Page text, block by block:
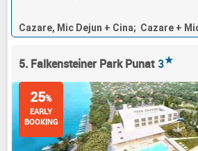
Cazare, Mic Dejun + Cina; Cazare +
5. Falkensteiner Park Punat 3★
25%
EARLY
BOOKING